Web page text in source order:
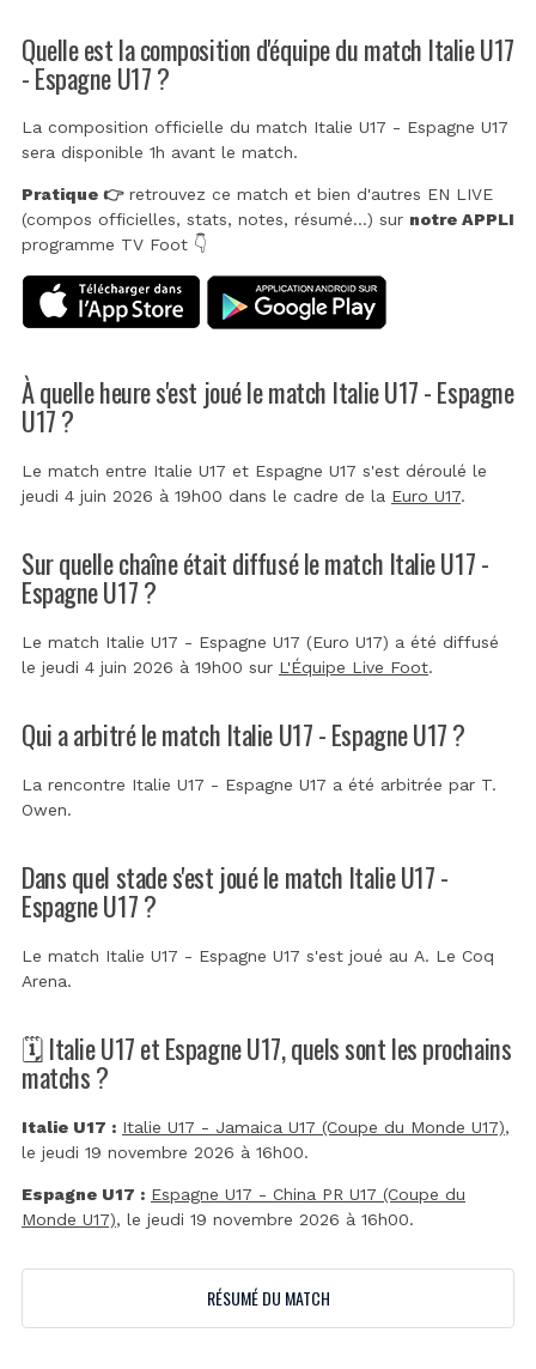
Quelle est la composition d'équipe du match Italie U17
- Espagne U17 ?
La composition officielle du match Italie U17 - Espagne U17
sera disponible 1h avant le match.
Pratique 👉retrouvez ce match et bien d'autres EN LIVE
(compos officielles, stats, notes, résumé...) sur notre APPLI
programme TV Foot 👇
À quelle heure s'est joué le match Italie U17 - Espagne
U17 ?
Le match entre Italie U17 et Espagne U17 s'est déroulé le
jeudi 4 juin 2026 à 19h00 dans le cadre de la Euro U17.
Sur quelle chaîne était diffusé le match Italie U17 -
Espagne U17 ?
Le match Italie U17 - Espagne U17 (Euro U17) a été diffusé
le jeudi 4 juin 2026 à 19h00 sur L'Équipe Live Foot.
Qui a arbitré le match Italie U17 - Espagne U17 ?
La rencontre Italie U17 - Espagne U17 a été arbitrée par T.
Owen.
Dans quel stade s'est joué le match Italie U17 -
Espagne U17 ?
Le match Italie U17 - Espagne U17 s'est joué au A. Le Coq
Arena.
🗓️ Italie U17 et Espagne U17, quels sont les prochains
matchs ?
Italie U17 : Italie U17 - Jamaica U17 (Coupe du Monde U17),
le jeudi 19 novembre 2026 à 16h00.
Espagne U17 : Espagne U17 - China PR U17 (Coupe du
Monde U17), le jeudi 19 novembre 2026 à 16h00.
RÉSUMÉ DU MATCH